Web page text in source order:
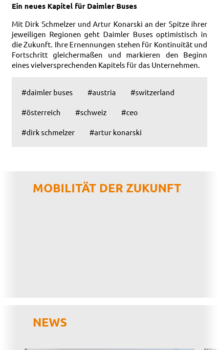
Ein neues Kapitel für Daimler Buses
Mit Dirk Schmelzer und Artur Konarski an der Spitze ihrer
jeweiligen Regionen geht Daimler Buses optimistisch in
die Zukunft. Ihre Ernennungen stehen für Kontinuität und
Fortschritt gleichermaßen und markieren den Beginn
eines vielversprechenden Kapitels für das Unternehmen.
#daimler buses #austria #switzerland
#österreich #schweiz #ceo
#dirk schmelzer #artur konarski
MOBILITÄT DER ZUKUNFT
NEWS